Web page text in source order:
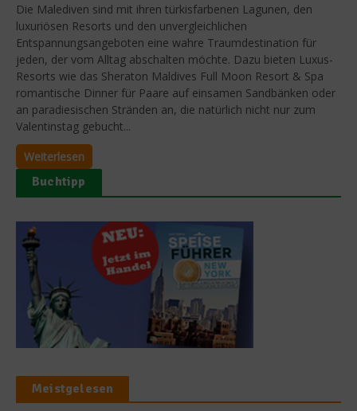
Die Malediven sind mit ihren türkisfarbenen Lagunen, den
luxuriösen Resorts und den unvergleichlichen
Entspannungsangeboten eine wahre Traumdestination für
jeden, der vom Alltag abschalten möchte. Dazu bieten Luxus-
Resorts wie das Sheraton Maldives Full Moon Resort & Spa
romantische Dinner für Paare auf einsamen Sandbänken oder
an paradiesischen Stränden an, die natürlich nicht nur zum
Valentinstag gebucht...
Weiterlesen
Buchtipp
Meistgelesen